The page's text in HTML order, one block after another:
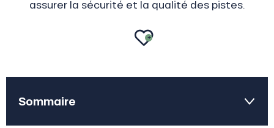
assurer la sécurité et la qualité des pistes.
AJOUTER
Sommaire